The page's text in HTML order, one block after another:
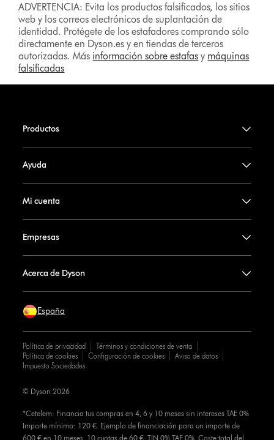
ADVERTENCIA: Evita los productos falsificados, los sitios
web y los correos electrónicos de suplantación de
identidad. Protégete de los estafadores comprando sólo
directamente en Dyson.es y en tiendas de terceros
autorizadas. Más información sobre estafas y máquinas
falsificadas
Productos
Ayuda
Mi cuenta
Empresas
Acerca de Dyson
España
Política de privacidad
Términos y condiciones de venta
Política de cookies
Configuración de cookies
Aviso de datos
Impuesto Sociedades
*Cetelem: Financia tus compras en 4, 6 y 10 meses sin intereses TAE 0%
Importe mínimo: 120 €. Ejemplo de financiación para un importe de
600 € en 10 meses. 10 cuotas de 60 €. TIN 0% TAE 0%. Coste total del
© Dyson 2026